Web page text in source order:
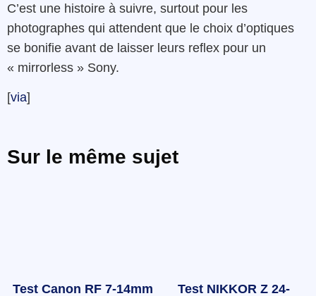
C’est une histoire à suivre, surtout pour les
photographes qui attendent que le choix d’optiques
se bonifie avant de laisser leurs reflex pour un
« mirrorless » Sony.
[via]
Sur le même sujet
Test Canon RF 7-14mm
Test NIKKOR Z 24-